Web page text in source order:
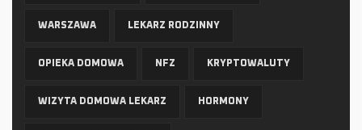
WARSZAWA LEKARZ RODZINNY
OPIEKA DOMOWA NFZ KRYPTOWALUTY
WIZYTA DOMOWA LEKARZ HORMONY